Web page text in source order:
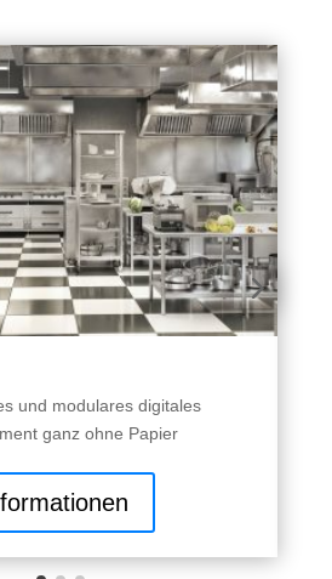
und modulares digitales
ganz ohne Papier